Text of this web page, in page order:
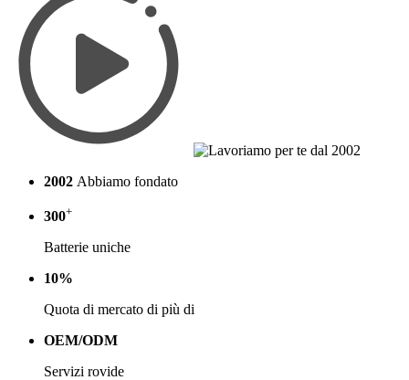
2002 Abbiamo fondato
300+
Batterie uniche
10%
Quota di mercato di più di
OEM/ODM
Servizi rovide